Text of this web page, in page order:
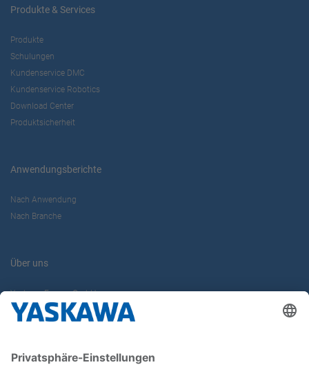
Produkte & Services
Produkte
Schulungen
Kundenservice DMC
Kundenservice Robotics
Download Center
Produktsicherheit
Anwendungsberichte
Nach Anwendung
Nach Branche
Über uns
Yaskawa Europe GmbH
Karriere
Newsletter